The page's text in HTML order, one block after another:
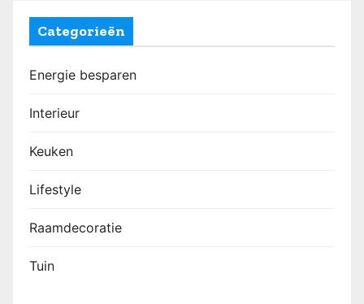
Categorieën
Energie besparen
Interieur
Keuken
Lifestyle
Raamdecoratie
Tuin